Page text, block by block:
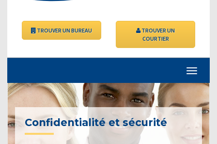
TROUVER UN BUREAU
TROUVER UN
COURTIER
Confidentialité et sécurité